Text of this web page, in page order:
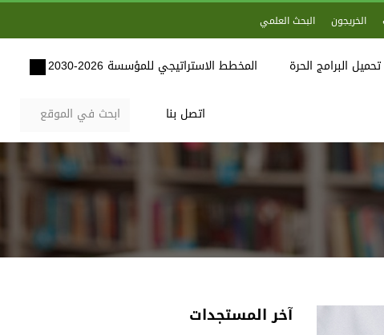
الخريجون البحث العلمي
تحميل البرامج الحرة المخطط الاستراتيجي للمؤسسة 2026-2030
اتصل بنا
آخر المستجدات